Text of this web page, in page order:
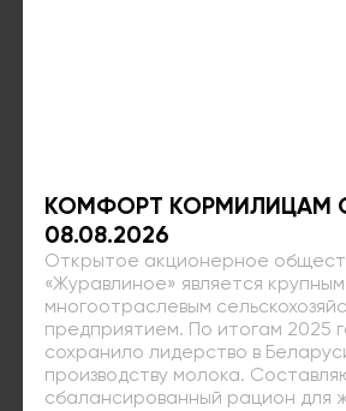
КОМФОРТ КОРМИЛИЦАМ
08.08.2026
Открытое акционерное
«Журавлиное» является крупным
многоотраслевым
предприятием. По итогам 2025
сохранило лидерство в
производству молока.
сбалансированный рацион для